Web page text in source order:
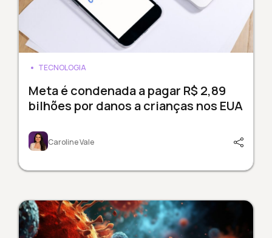
TECNOLOGIA
Meta é condenada a pagar R$ 2,89
bilhões por danos a crianças nos EUA
Caroline Vale